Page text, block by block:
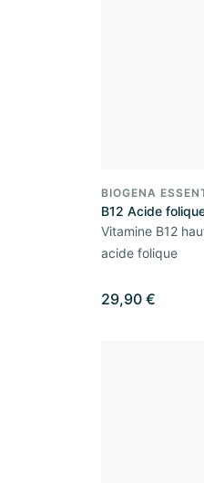
BIOGENA
B12 Acide
Vitamine B12
acide folique
29,90 €